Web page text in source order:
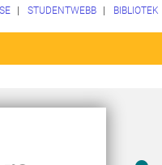
STUDENTWEBB BIBLIOTEK